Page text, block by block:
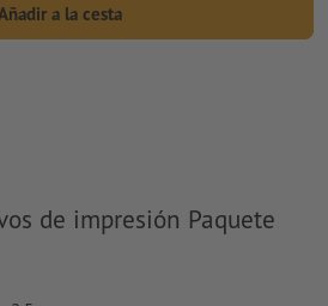
a la cesta
de impresión Paquete